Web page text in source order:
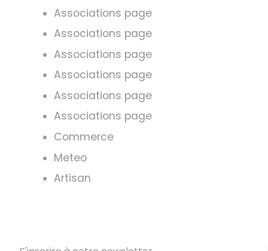
Associations page
Associations page
Associations page
Associations page
Associations page
Associations page
Commerce
Meteo
Artisan